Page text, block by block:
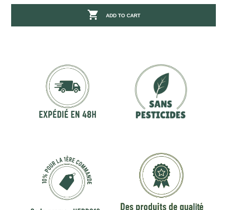
 ADD TO CART